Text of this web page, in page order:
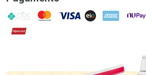
PIX MasterCard
VISA ELO AMEX NuPay
Hipercard
Promoção em Destaque